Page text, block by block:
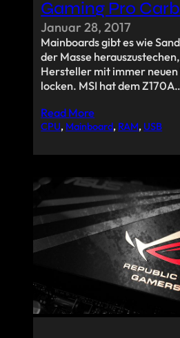
Gaming Pro
Januar 28, 2017
Mainboards gibt es wie
der Masse
Hersteller mit immer neuen
locken. MSI hat dem
Read More
CPU, Mainboard, RAM, USB